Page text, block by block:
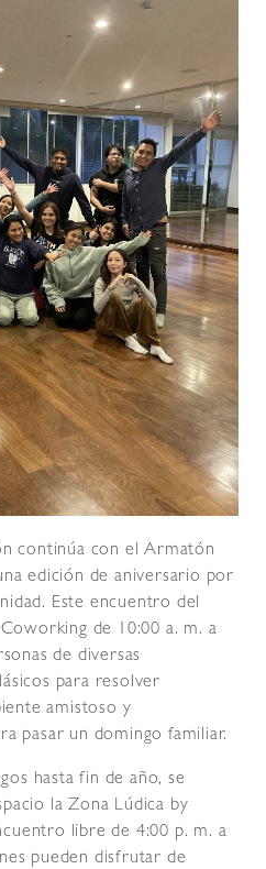
continúa con el Armatón
edición de aniversario por
Este encuentro del
de 10:00 a. m. a
de diversas
para resolver
amistoso y
pasar un domingo familiar.
hasta fin de año, se
la Zona Lúdica by
libre de 4:00 p. m. a
pueden disfrutar de